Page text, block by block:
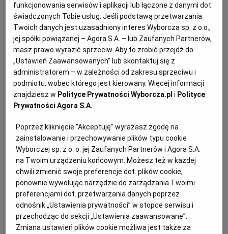
RZESZÓW
SOSNOWIEC
SZCZECIN
TRÓJMIASTO
WAŁBRZYCH
WARSZAWA
WROCŁAW
pieprz
łyżeczka curry w proszku
łyżeczka papryki słodkiej
2 ząbki czosnku, drobno posiekane
2 łyżeczki suszonej bazylii
2 łyżki soku z cytryny
Filety myjemy, osuszamy, kroimy w niezbyt grube
niej mięso i wstawiamy do lodówki na co najmniej 2-3
godziny, a najlepiej na całą noc.
Mięso wyjmujemy z marynaty, delikatnie zdejmujemy
jej nadmiar, układamy mięso na grillu. Pieczemy z obu
stron, aż będzie rumiane i upieczone w środku (4-5
minut).
funkcjonowania serwisów i aplikacji lub łączone z danymi dot.
świadczonych Tobie usług. Jeśli podstawą przetwarzania
Twoich danych jest uzasadniony interes Wyborcza sp. z o.o.,
jej spółki powiązanej – Agora S.A. – lub Zaufanych Partnerów,
masz prawo wyrazić sprzeciw. Aby to zrobić przejdź do
„Ustawień Zaawansowanych” lub skontaktuj się z
administratorem – w zależności od zakresu sprzeciwu i
podmiotu, wobec którego jest kierowany. Więcej informacji
znajdziesz w Polityce Prywatności Wyborcza.pl i Polityce
Prywatności Agora S.A.
Poprzez kliknięcie "Akceptuję" wyrażasz zgodę na
zainstalowanie i przechowywanie plików typu cookie
Wyborczej sp. z o. o. jej Zaufanych Partnerów i Agora S.A.
na Twoim urządzeniu końcowym. Możesz też w każdej
chwili zmienić swoje preferencje dot. plików cookie,
ponownie wywołując narzędzie do zarządzania Twoimi
preferencjami dot. przetwarzania danych poprzez
odnośnik „Ustawienia prywatności” w stopce serwisu i
przechodząc do sekcji „Ustawienia zaawansowane”.
Zmiana ustawień plików cookie możliwa jest także za